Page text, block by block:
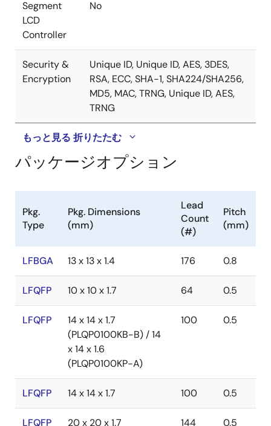
Segment
LCD
Controller
No
Security &
Encryption
Unique ID, Unique ID, AES, 3DES,
RSA, ECC, SHA-1, SHA224/SHA256,
MD5, MAC, TRNG, Unique ID, AES,
TRNG
もっと見る 折りたたむ
パッケージオプション
Pkg.
Type
Pkg. Dimensions
(mm)
Lead
Count
(#)
Pitch
(mm)
LFBGA 13 x 13 x 1.4 176 0.8
LFQFP 10 x 10 x 1.7 64 0.5
LFQFP
14 x 14 x 1.7
(PLQP0100KB-B) / 14
x 14 x 1.6
(PLQP0100KP-A)
100 0.5
LFQFP 14 x 14 x 1.7 100 0.5
LFQFP 20 x 20 x 1.7 144 0.5